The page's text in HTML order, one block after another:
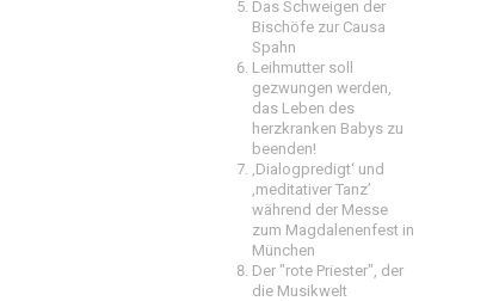
Das Schweigen der
Bischöfe zur Causa
Spahn
Leihmutter soll
gezwungen werden,
das Leben des
herzkranken Babys zu
beenden!
‚Dialogpredigt‘ und
‚meditativer Tanz’
während der Messe
zum Magdalenenfest in
München
Der "rote Priester", der
die Musikwelt